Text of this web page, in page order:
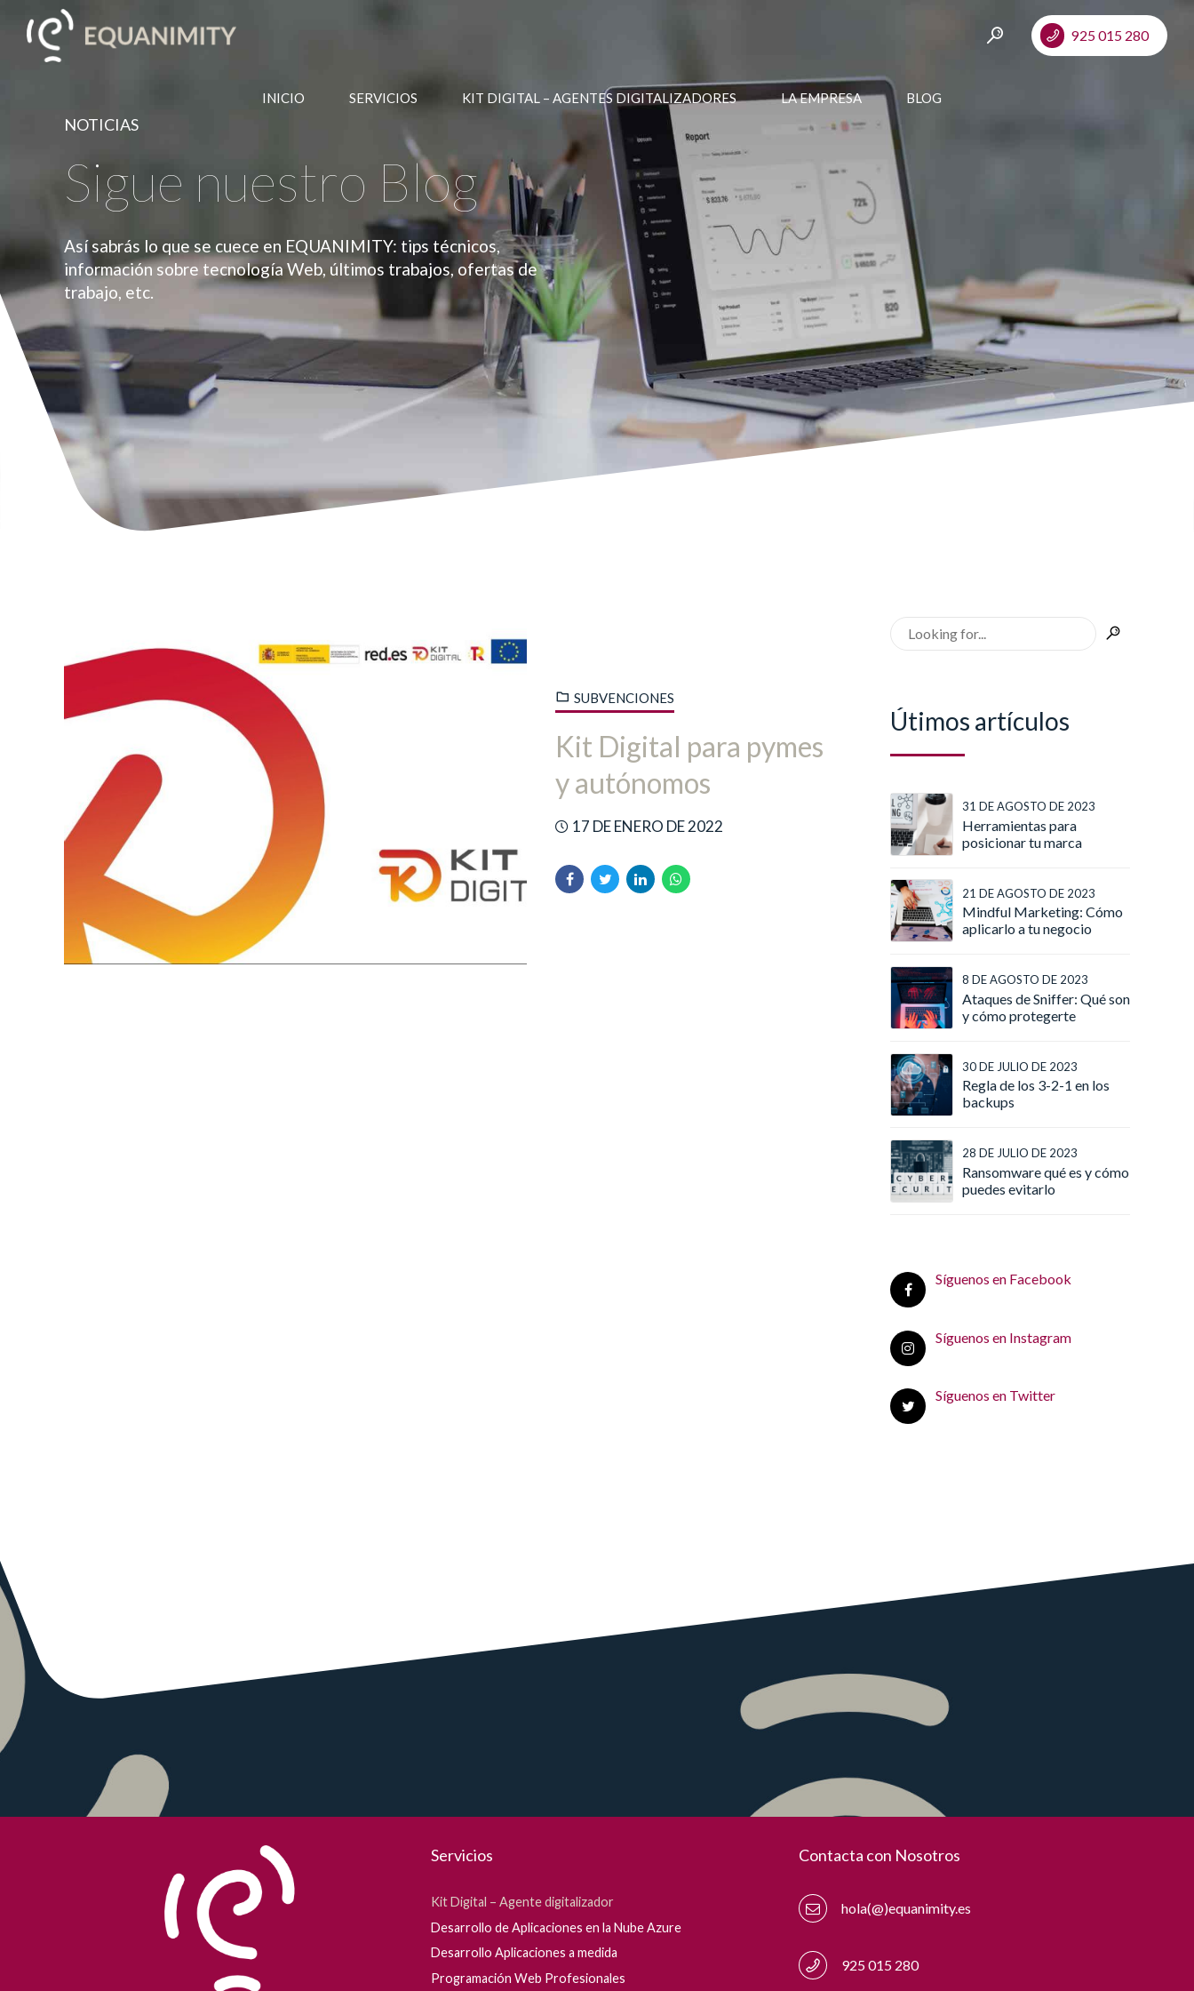
925 015 280
INICIO SERVICIOS KIT DIGITAL – AGENTES DIGITALIZADORES LA EMPRESA BLOG
NOTICIAS
Sigue nuestro Blog
Así sabrás lo que se cuece en EQUANIMITY: tips técnicos,
información sobre tecnología Web, últimos trabajos, ofertas de
trabajo, etc.
SUBVENCIONES
Kit Digital para pymes
y autónomos
17 DE ENERO DE 2022
Útimos artículos
31 DE AGOSTO DE 2023
Herramientas para
posicionar tu marca
21 DE AGOSTO DE 2023
Mindful Marketing: Cómo
aplicarlo a tu negocio
8 DE AGOSTO DE 2023
Ataques de Sniffer: Qué son
y cómo protegerte
30 DE JULIO DE 2023
Regla de los 3-2-1 en los
backups
28 DE JULIO DE 2023
Ransomware qué es y cómo
puedes evitarlo
Síguenos en Facebook
Síguenos en Instagram
Síguenos en Twitter
Servicios
Kit Digital – Agente digitalizador
Desarrollo de Aplicaciones en la Nube Azure
Desarrollo Aplicaciones a medida
Programación Web Profesionales
Contacta con Nosotros
hola(@)equanimity.es
925 015 280